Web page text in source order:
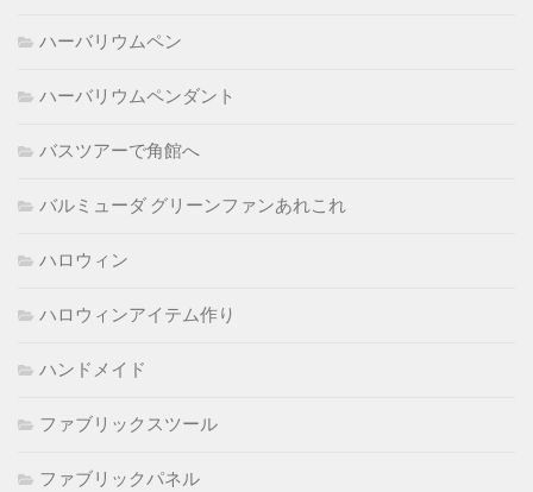
ハーバリウムペン
ハーバリウムペンダント
バスツアーで角館へ
バルミューダ グリーンファンあれこれ
ハロウィン
ハロウィンアイテム作り
ハンドメイド
ファブリックスツール
ファブリックパネル